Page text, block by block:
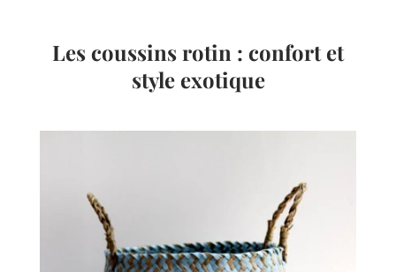
Les coussins rotin : confort et
style exotique